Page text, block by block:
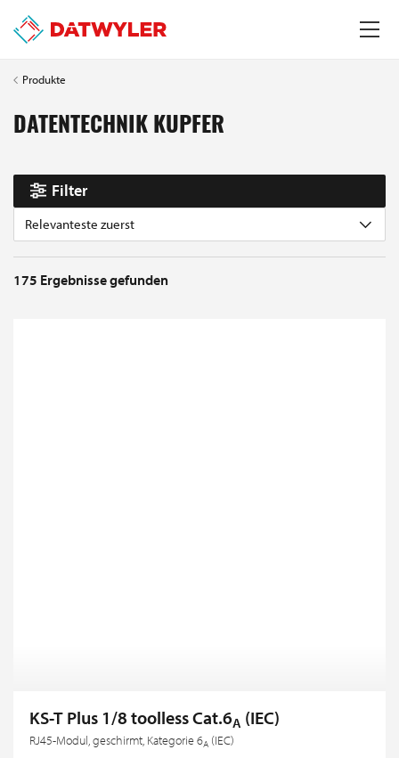
Produkte
DATENTECHNIK KUPFER
Filter
Relevanteste zuerst
175 Ergebnisse gefunden
KS-T Plus 1/8 toolless Cat.6A (IEC)
RJ45-Modul, geschirmt, Kategorie 6A (IEC)